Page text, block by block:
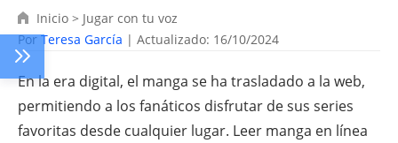
Inicio > Jugar con tu voz
PorTeresa García | Actualizado: 16/10/2024
En la era digital, el manga se ha trasladado a la web,
permitiendo a los fanáticos disfrutar de sus series
favoritas desde cualquier lugar. Leer manga en línea